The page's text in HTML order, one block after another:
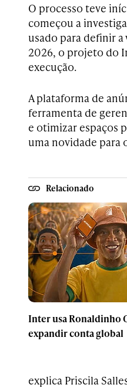
O processo teve
começou a
usado para definir
2026, o projeto do
execução.
A plataforma de
ferramenta de
e otimizar espaços
uma novidade para
Relacionado
Inter usa Ronaldinho
expandir conta global
explica Priscila